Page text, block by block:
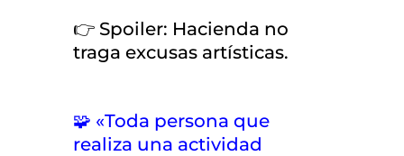
👉 Spoiler: Hacienda no
traga excusas artísticas.
🧩 «Toda persona que
realiza una actividad